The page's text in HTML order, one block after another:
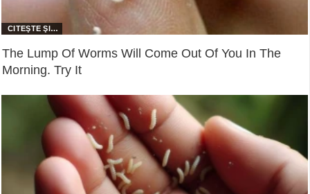
The Lump Of Worms Will Come Out Of You In The
Morning. Try It